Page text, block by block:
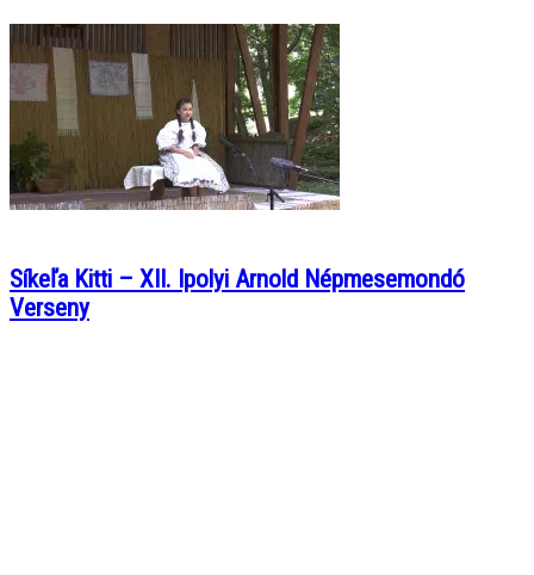
Síkeľa Kitti – XII. Ipolyi Arnold Népmesemondó
Verseny